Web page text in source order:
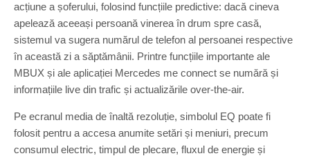
c
e
p
Q
T
0
2
acțiune a șoferului, folosind funcțiile predictive: dacă cineva
apelează aceeași persoană vinerea în drum spre casă,
sistemul va sugera numărul de telefon al persoanei respective
în această zi a săptămânii. Printre funcțiile importante ale
MBUX și ale aplicației Mercedes me connect se numără și
informațiile live din trafic și actualizările over-the-air.
Pe ecranul media de înaltă rezoluție, simbolul EQ poate fi
folosit pentru a accesa anumite setări și meniuri, precum
consumul electric, timpul de plecare, fluxul de energie și